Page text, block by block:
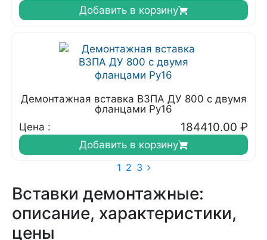
Добавить в корзину
Демонтажная вставка ВЗПА ДУ 800 с двумя
фланцами Ру16
Цена :
184410.00 ₽
Добавить в корзину
1 2 3
Вставки демонтажные:
описание, характеристики,
цены